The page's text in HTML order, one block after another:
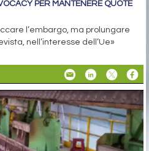
PER MANTENERE QUOTE
l’embargo, ma prolungare
nell’interesse dell’Ue»